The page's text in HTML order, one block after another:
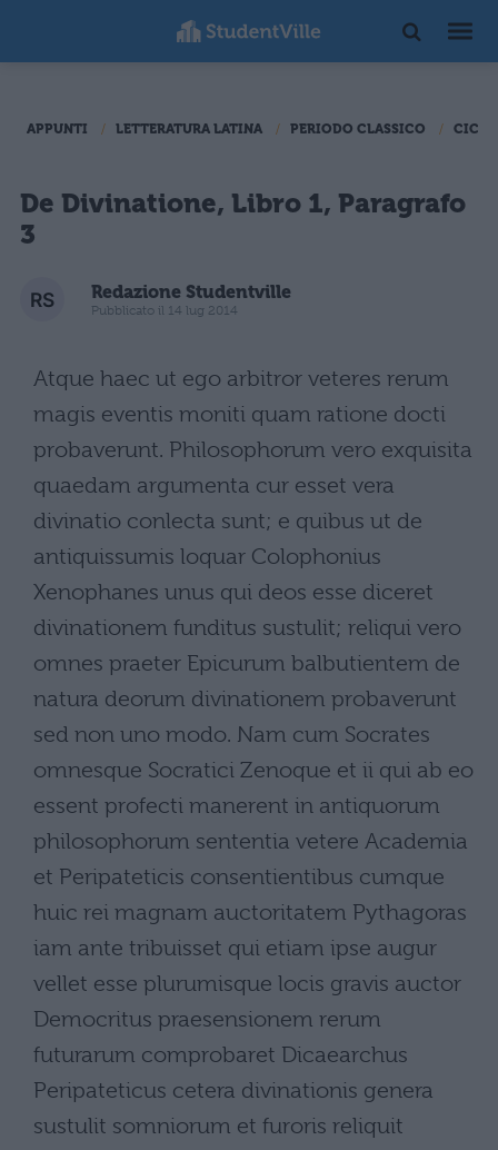
APPUNTI LETTERATURA LATINA PERIODO CLASSICO
De Divinatione, Libro 1, Paragrafo
3
Redazione Studentville
Pubblicato il 14 lug 2014
Atque haec ut ego arbitror veteres rerum
magis eventis moniti quam ratione docti
probaverunt. Philosophorum vero exquisita
quaedam argumenta cur esset vera
divinatio conlecta sunt; e quibus ut de
antiquissumis loquar Colophonius
Xenophanes unus qui deos esse diceret
divinationem funditus sustulit; reliqui vero
omnes praeter Epicurum balbutientem de
natura deorum divinationem probaverunt
sed non uno modo. Nam cum Socrates
omnesque Socratici Zenoque et ii qui ab eo
essent profecti manerent in antiquorum
philosophorum sententia vetere Academia
et Peripateticis consentientibus cumque
huic rei magnam auctoritatem Pythagoras
iam ante tribuisset qui etiam ipse augur
vellet esse plurumisque locis gravis auctor
Democritus praesensionem rerum
futurarum comprobaret Dicaearchus
Peripateticus cetera divinationis genera
sustulit somniorum et furoris reliquit